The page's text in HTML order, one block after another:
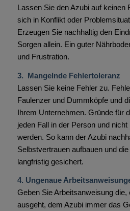
Lassen Sie den Azubi auf keinen
sich in Konflikt oder
Erzeugen Sie nachhaltig den
Sorgen allein. Ein guter
und Frustration.
3. Mangelnde Fehlertoleranz
Lassen Sie keine Fehler zu.
Faulenzer und Dummköpfe und
Ihrem Unternehmen. Gründe für
jeden Fall in der Person und
werden. So kann der Azubi
Selbstvertrauen aufbauen und
langfristig gesichert.
4. Ungenaue
Geben Sie Arbeitsanweisung die,
ausgeht, dem Azubi immer das